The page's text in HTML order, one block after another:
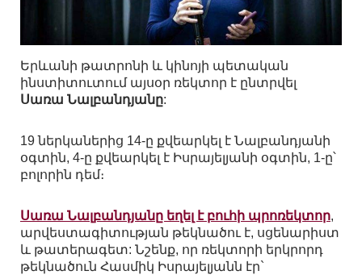
Երևանի թատրոնի և կինոյի պետական
ինստիտուտում այսօր ռեկտոր է ընտրվել
Սառա Նալբանդյանը:
19 ներկաներից 14-ը քվեարկել է Նալբանդյանի
օգտին, 4-ը քվեարկել է Իսրայելյանի օգտին, 1-ը՝
բոլորին դեմ։
Սառա Նալբանդյանը եղել է բուհի պրոռեկտոր,
արվեստագիտության թեկնածու է, սցենարիստ
և թատերագետ: Նշենք, որ ռեկտորի երկրորդ
թեկնածուն Հասմիկ Իսրայելյանն էր`